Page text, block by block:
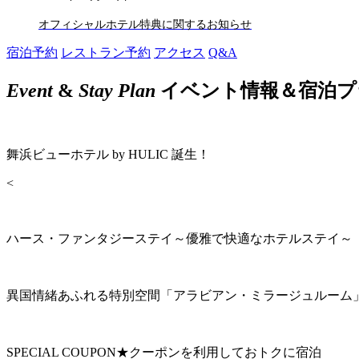
オフィシャルホテル特典に関するお知らせ
宿泊予約 レストラン予約 アクセス Q&A
Event& Stay Plan イベント情報＆宿泊
舞浜ビューホテル by HULIC 誕生！
<
ハース・ファンタジーステイ～優雅で快適なホテルステイ～
異国情緒あふれる特別空間「アラビアン・ミラージュルーム
SPECIAL COUPON★クーポンを利用しておトクに宿泊